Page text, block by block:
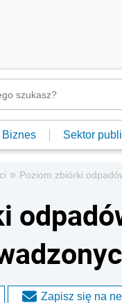
Biznes Sektor
» Poziom zbiórki
Zapisz się na